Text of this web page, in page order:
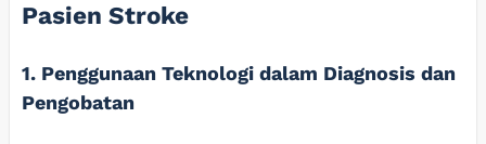
Pasien Stroke
1. Penggunaan Teknologi dalam Diagnosis dan
Pengobatan